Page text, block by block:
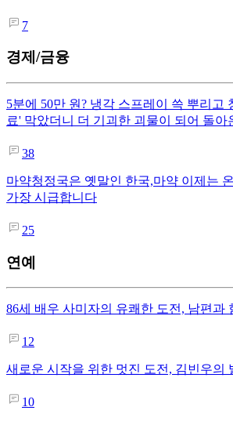
7
경제/금융
5분에 50만 원? 냉각 스프레이 쓱 뿌리고
료' 막았더니 더 기괴한 괴물이 되어 돌아
38
마약청정국은 옛말인 한국,마약 이제는
가장 시급합니다
25
연예
86세 배우 사미자의 유쾌한 도전, 남편과
12
새로운 시작을 위한 멋진 도전, 김빈우의
10